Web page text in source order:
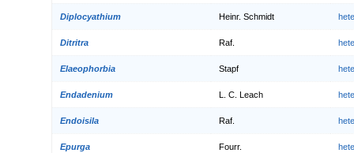
Diplocyathium Heinr. Schmidt
Ditritra Raf.
Elaeophorbia Stapf
Endadenium L. C. Leach
Endoisila Raf.
Epurga Fourr.